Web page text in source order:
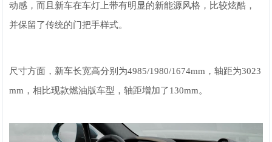
动感，而且新车在车灯上带有明显的新能源风格，比较炫酷，
并保留了传统的门把手样式。
尺寸方面，新车长宽高分别为4985/1980/1674mm，轴距为3023
mm，相比现款燃油版车型，轴距增加了130mm。